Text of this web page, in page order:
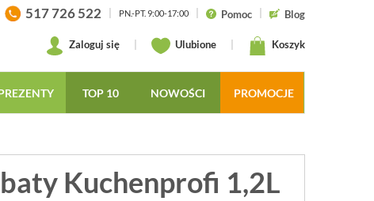
517 726 522 PN.-PT. 9:00-17:00 Pomoc Blog
Zaloguj się Ulubione Koszyk
TOP 10 NOWOŚCI PROMOCJE
Kuchenprofi 1,2L